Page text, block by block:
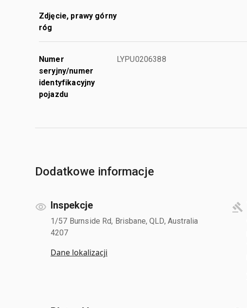
Zdjęcie, prawy górny
róg
Numer
seryjny/numer
identyfikacyjny
pojazdu
LYPU0206388
Dodatkowe informacje
Inspekcje
1/57 Burnside Rd, Brisbane, QLD, Australia
4207
Dane lokalizacji